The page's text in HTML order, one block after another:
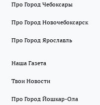
Про Город Чебоксары
Про Город Новочебоксарск
Про Город Ярославль
Наша Газета
Твои Новости
Про Город Йошкар-Ола